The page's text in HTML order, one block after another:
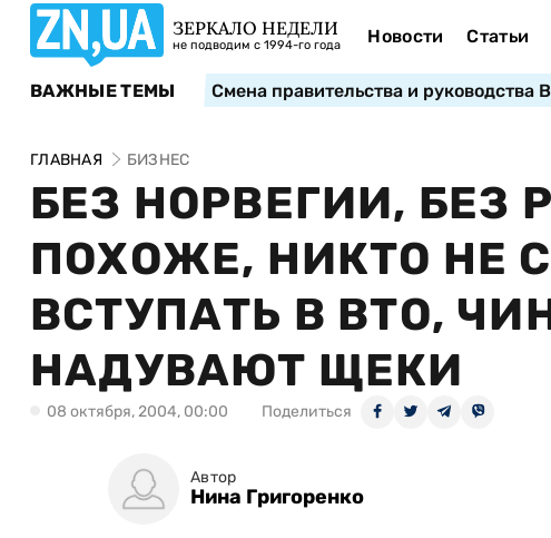
ЗЕРКАЛО НЕДЕЛИ
не подводим с 1994-го года Новости Статьи
ВАЖНЫЕ ТЕМЫ Смена правительства и руководства
ГЛАВНАЯ БИЗНЕС
БЕЗ НОРВЕГИИ, БЕЗ
ПОХОЖЕ, НИКТО НЕ
ВСТУПАТЬ В ВТО,
НАДУВАЮТ ЩЕКИ
08 октября, 2004, 00:00 Поделиться
Автор
Нина Григоренко